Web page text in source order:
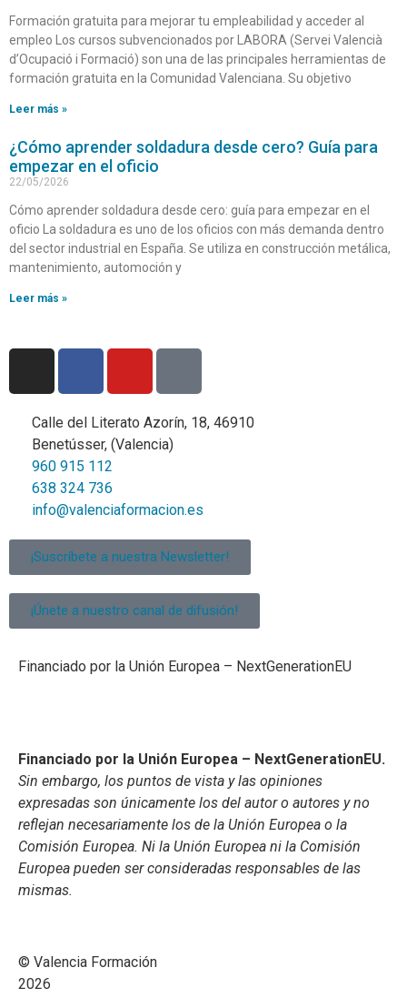
Formación gratuita para mejorar tu empleabilidad y acceder al
empleo Los cursos subvencionados por LABORA (Servei Valencià
d’Ocupació i Formació) son una de las principales herramientas de
formación gratuita en la Comunidad Valenciana. Su objetivo
Leer más »
¿Cómo aprender soldadura desde cero? Guía para
empezar en el oficio
22/05/2026
Cómo aprender soldadura desde cero: guía para empezar en el
oficio La soldadura es uno de los oficios con más demanda dentro
del sector industrial en España. Se utiliza en construcción metálica,
mantenimiento, automoción y
Leer más »
Calle del Literato Azorín, 18, 46910
Benetússer, (Valencia)
960 915 112
638 324 736
info@valenciaformacion.es
¡Suscríbete a nuestra Newsletter!
¡Únete a nuestro canal de difusión!
Financiado por la Unión Europea – NextGenerationEU
Financiado por la Unión Europea – NextGenerationEU.
Sin embargo, los puntos de vista y las opiniones
expresadas son únicamente los del autor o autores y no
reflejan necesariamente los de la Unión Europea o la
Comisión Europea. Ni la Unión Europea ni la Comisión
Europea pueden ser consideradas responsables de las
mismas.
© Valencia Formación
2026